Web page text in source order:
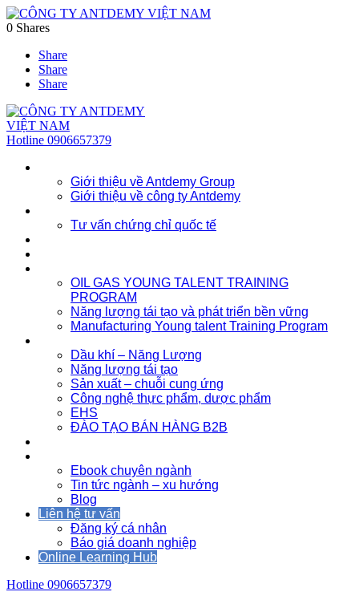
0 Shares
Share
Share
Share
Hotline 0906657379
Giới thiệu về Antdemy Group
Giới thiệu về công ty Antdemy
Tư vấn chứng chỉ quốc tế
OIL GAS YOUNG TALENT TRAINING
PROGRAM
Năng lượng tái tạo và phát triển bền vững
Manufacturing Young talent Training Program
Dầu khí – Năng Lượng
Năng lượng tái tạo
Sản xuất – chuỗi cung ứng
Công nghệ thực phẩm, dược phẩm
EHS
ĐÀO TẠO BÁN HÀNG B2B
Ebook chuyên ngành
Tin tức ngành – xu hướng
Blog
Liên hệ tư vấn
Đăng ký cá nhân
Báo giá doanh nghiệp
Online Learning Hub
Hotline 0906657379